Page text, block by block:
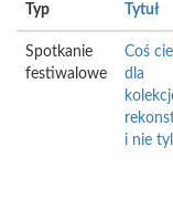
Typ Tytuł
Spotkanie
festiwalowe
Coś
dla
i nie